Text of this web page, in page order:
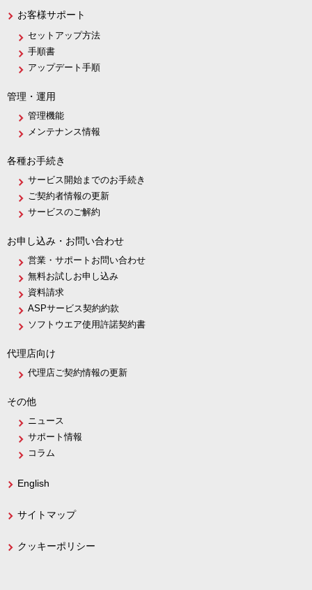
お客様サポート
セットアップ方法
手順書
アップデート手順
管理・運用
管理機能
メンテナンス情報
各種お手続き
サービス開始までのお手続き
ご契約者情報の更新
サービスのご解約
お申し込み・お問い合わせ
営業・サポートお問い合わせ
無料お試しお申し込み
資料請求
ASPサービス契約約款
ソフトウエア使用許諾契約書
代理店向け
代理店ご契約情報の更新
その他
ニュース
サポート情報
コラム
English
サイトマップ
クッキーポリシー